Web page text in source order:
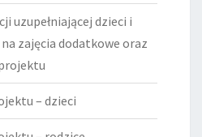
uzupełniającej dzieci i
zajęcia dodatkowe oraz
– dzieci